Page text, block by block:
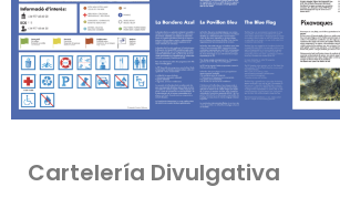
Cartelería Divulgativa